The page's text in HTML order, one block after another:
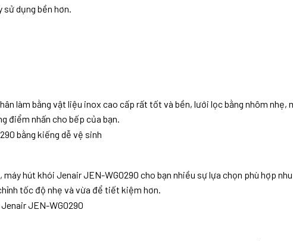
dụng bền hơn.
làm bằng vật liệu inox cao cấp rất tốt và bền, lưới lọc bằng nhôm
điểm nhấn cho bếp của bạn.
bằng kiếng dễ vệ sinh
hút khói Jenair JEN-WG0290 cho bạn nhiều sự lựa chọn phù hợp
tốc độ nhẹ và vừa để tiết kiệm hơn.
JEN-WG0290